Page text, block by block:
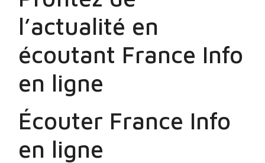
l’actualité en
écoutant France Info
en ligne
Écouter France Info
en ligne